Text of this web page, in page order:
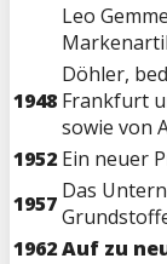
Leo
1948
Döhler,
Frankfurt
sowie von
1952 Ein neuer
1957 Das
1962Auf zu